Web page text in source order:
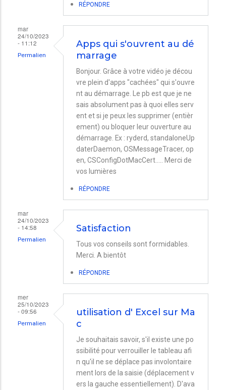
RÉPONDRE
mar
24/10/2023
- 11:12
Permalien
Apps qui s'ouvrent au dé
marrage
Bonjour. Grâce à votre vidéo je décou
vre plein d'apps "cachées" qui s'ouvre
nt au démarrage. Le pb est que je ne
sais absolument pas à quoi elles serv
ent et si je peux les supprimer (entièr
ement) ou bloquer leur ouverture au
démarrage. Ex : ryderd, standaloneUp
daterDaemon, OSMessageTracer, op
en, CSConfigDotMacCert..... Merci de
vos lumières
RÉPONDRE
mar
24/10/2023
- 14:58
Permalien
Satisfaction
Tous vos conseils sont formidables.
Merci. A bientôt
RÉPONDRE
mer
25/10/2023
- 09:56
Permalien
utilisation d' Excel sur Ma
c
Je souhaitais savoir, s'il existe une po
ssibilité pour verrouiller le tableau afi
n qu'il ne se déplace pas involontaire
ment lors de la saisie (déplacement v
ers la gauche essentiellement). D'ava